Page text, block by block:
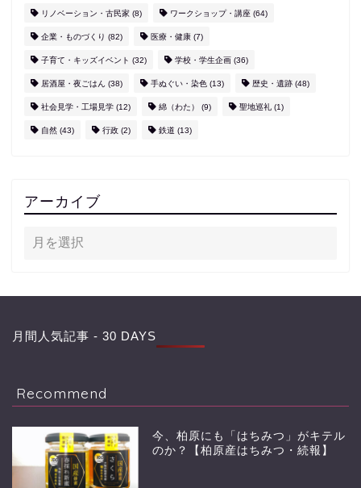
リノベーション・古民家 (8) ワークショップ・講座 (64)
企業・ものづくり (82) 医療・健康 (7)
子育て・キッズイベント (32) 学校・学生企画 (36)
居酒屋・夜ごはん (38) 手ぬぐい・染色 (13) 歴史・遺跡 (48)
社会見学・工場見学 (12) 綿（わた） (9) 聖地巡礼 (1)
自然 (43) 行政 (2) 鉄道 (13)
アーカイブ
月間人気記事 - 30 DAYS
Recommend
今、柏原にも「はちみつ」がキテル
のか？【柏原産はちみつ・続報】